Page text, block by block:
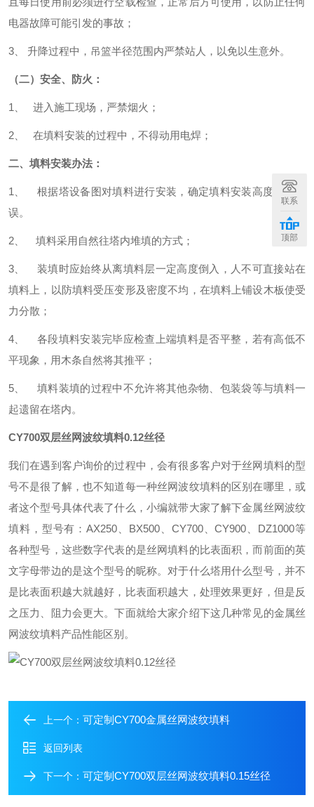
电器故障可能引发的事故；
3、 升降过程中，吊篮半径范围内严禁站人，以免以生意外。
（二）安全、防火：
1、 进入施工现场，严禁烟火；
2、 在填料安装的过程中，不得动用电焊；
二、填料安装办法：
1、 根据塔设备图对填料进行安装，确定填料安装高度数量无
误。
2、 填料采用自然往塔内堆填的方式；
3、 装填时应始终从离填料层一定高度倒入，人不可直接站在
填料上，以防填料受压变形及密度不均，在填料上铺设木板使受
力分散；
4、 各段填料安装完毕应检查上端填料是否平整，若有高低不
平现象，用木条自然将其推平；
5、 填料装填的过程中不允许将其他杂物、包装袋等与填料一
起遗留在塔内。
CY700双层丝网波纹填料0.12丝径
我们在遇到客户询价的过程中，会有很多客户对于丝网填料的型
号不是很了解，也不知道每一种丝网波纹填料的区别在哪里，或
者这个型号具体代表了什么，小编就带大家了解下金属丝网波纹
填料，型号有：AX250、BX500、CY700、CY900、DZ1000等
各种型号，这些数字代表的是丝网填料的比表面积，而前面的英
文字母带边的是这个型号的昵称。对于什么塔用什么型号，并不
是比表面积越大就越好，比表面积越大，处理效果更好，但是反
之压力、阻力会更大。下面就给大家介绍下这几种常见的金属丝
网波纹填料产品性能区别。
上一个： 可定制CY700金属丝网波纹填料
返回列表
下一个： 可定制CY700双层丝网波纹填料0.15丝径
联系
顶部